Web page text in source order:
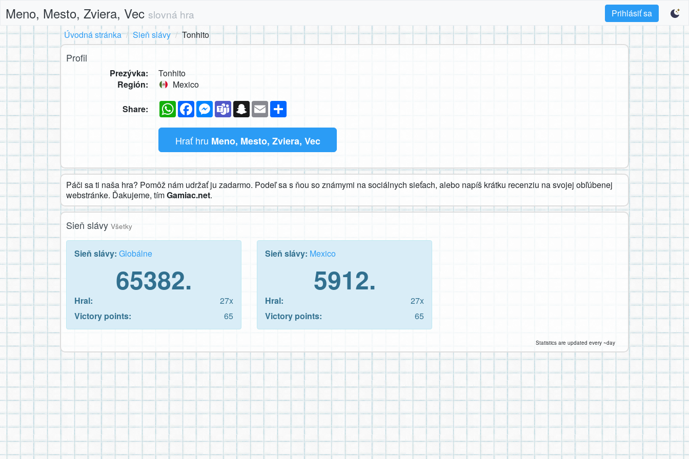
Meno, Mesto, Zviera, Vec slovná hra
Prihlásiť sa
Úvodná stránka
Sieň slávy Tonhito
Profil
Prezývka:
Tonhito
Región:
Mexico
Share: WhatsAppFacebookMessenger
TeamsSnapchat
Email
Hrať hru Meno, Mesto, Zviera, Vec
Páči sa ti naša hra? Pomôž nám udržať ju zadarmo. Podeľ sa s ňou so známymi na sociálnych sieťach, alebo napíš krátku recenziu na svojej obľúbenej
webstránke. Ďakujeme, tímGamiac.net.
Sieň slávy Všetky
Sieň slávy: Globálne
65382.
Hral:
27x
Victory points:
65
Sieň slávy: Mexico
5912.
Hral:
27x
Victory points:
65
Statistics are updated every ~day